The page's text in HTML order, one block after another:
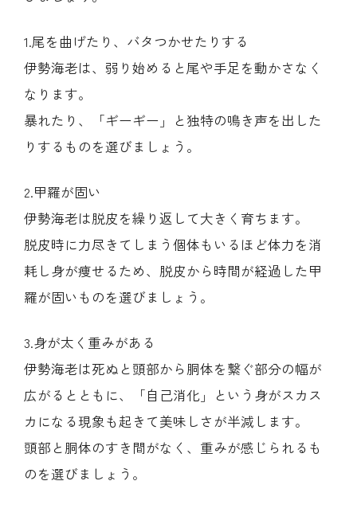
1.尾を曲げたり、バタつかせたりする
伊勢海老は、弱り始めると尾や手足を動かさなく
なります。
暴れたり、「ギーギー」と独特の鳴き声を出した
りするものを選びましょう。
2.甲羅が固い
伊勢海老は脱皮を繰り返して大きく育ちます。
脱皮時に力尽きてしまう個体もいるほど体力を消
耗し身が痩せるため、脱皮から時間が経過した甲
羅が固いものを選びましょう。
3.身が太く重みがある
伊勢海老は死ぬと頭部から胴体を繋ぐ部分の幅が
広がるとともに、「自己消化」という身がスカス
カになる現象も起きて美味しさが半減します。
頭部と胴体のすき間がなく、重みが感じられるも
のを選びましょう。